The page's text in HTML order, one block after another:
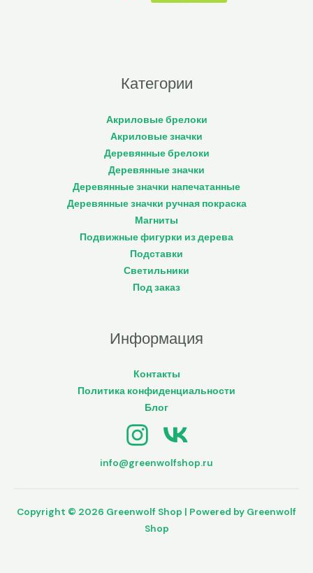
Категории
Акриловые брелоки
Акриловые значки
Деревянные брелоки
Деревянные значки
Деревянные значки напечатанные
Деревянные значки ручная покраска
Магниты
Подвижные фигурки из дерева
Подставки
Светильники
Под заказ
Информация
Контакты
Политика конфиденциальности
Блог
info@greenwolfshop.ru
Copyright © 2026 Greenwolf Shop | Powered by Greenwolf
Shop